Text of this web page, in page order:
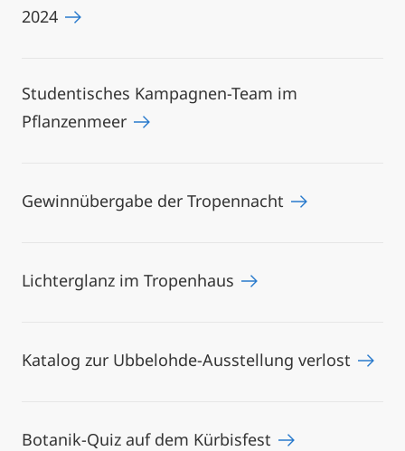
2024
Studentisches Kampagnen-Team im
Pflanzenmeer
Gewinnübergabe der Tropennacht
Lichterglanz im Tropenhaus
Katalog zur Ubbelohde-Ausstellung verlost
Botanik-Quiz auf dem Kürbisfest